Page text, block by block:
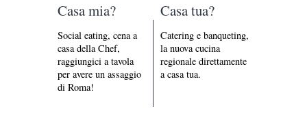
Casa mia?
Social eating, cena a
casa della Chef,
raggiungici a tavola
per avere un assaggio
di Roma!
Casa tua?
Catering e banqueting,
la nuova cucina
regionale direttamente
a casa tua.